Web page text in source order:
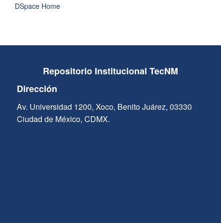
DSpace Home
Repositorio Institucional TecNM
Dirección
Av. Universidad 1200, Xoco, Benito Juárez, 03330
Ciudad de México, CDMX.